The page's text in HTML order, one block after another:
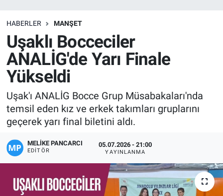
HABERLER MANŞET
Uşaklı Bocceciler
ANALİG'de Yarı Finale
Yükseldi
Uşak'ı ANALİG Bocce Grup Müsabakaları'nda
temsil eden kız ve erkek takımları gruplarını
geçerek yarı final biletini aldı.
MELIKE PANCARCI
EDITÖR
05.07.2026 - 21:00
YAYINLANMA
Köşe Yazarları
Kültür Sanat
Manşet
Resmi İlanlar
Sağlık
Son Dakika
Spor